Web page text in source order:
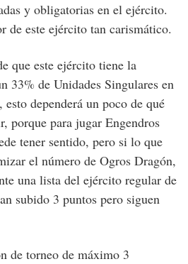
y obligatorias en el ejército.
de este ejército tan carismático.
que este ejército tiene la
33% de Unidades Singulares en
dependerá un poco de qué
porque para jugar Engendros
tener sentido, pero si lo que
el número de Ogros Dragón,
una lista del ejército regular de
subido 3 puntos pero siguen
de torneo de máximo 3